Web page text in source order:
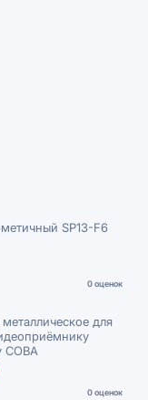
SP13-F6
0 оценок
для
СОВА
0 оценок